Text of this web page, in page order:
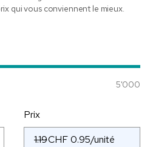
qui vous conviennent le mieux.
5'000
Prix
1.19